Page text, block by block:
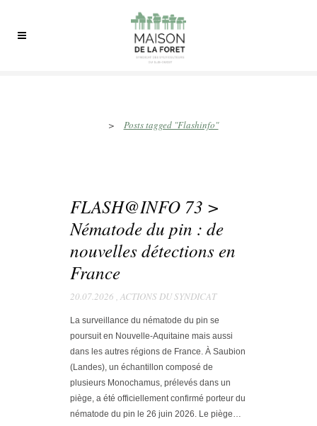
> Posts tagged "Flashinfo"
FLASH@INFO 73 >
Nématode du pin : de
nouvelles détections en
France
20.07.2026 , ACTIONS DU SYNDICAT
La surveillance du nématode du pin se
poursuit en Nouvelle-Aquitaine mais aussi
dans les autres régions de France. À Saubion
(Landes), un échantillon composé de
plusieurs Monochamus, prélevés dans un
piège, a été officiellement confirmé porteur du
nématode du pin le 26 juin 2026. Le piège…